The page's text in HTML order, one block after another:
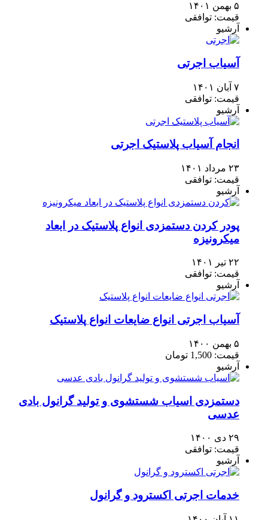
۵ بهمن ۱۴۰۱
قیمت: توافقی
آرشیو
آسیاب اجرتی
۷ آبان ۱۴۰۱
قیمت: توافقی
آرشیو
انجام آسیاب پلاستیک اجرتی
۲۳ مرداد ۱۴۰۱
قیمت: توافقی
آرشیو
پودر کردن دستمزدی انواع پلاستیک در ابعاد
میکرونیزه
۲۲ تیر ۱۴۰۱
قیمت: توافقی
آرشیو
آسیاب اجرتی انواع ضایعات انواع پلاستیک
۵ بهمن ۱۴۰۰
قیمت: 1,500 تومان
آرشیو
دستمزدی اسیاب شستشوی و تولید گرانول بادی
عدسی
۲۹ دی ۱۴۰۰
قیمت: توافقی
آرشیو
خدمات اجرتی اکسترود و گرانول